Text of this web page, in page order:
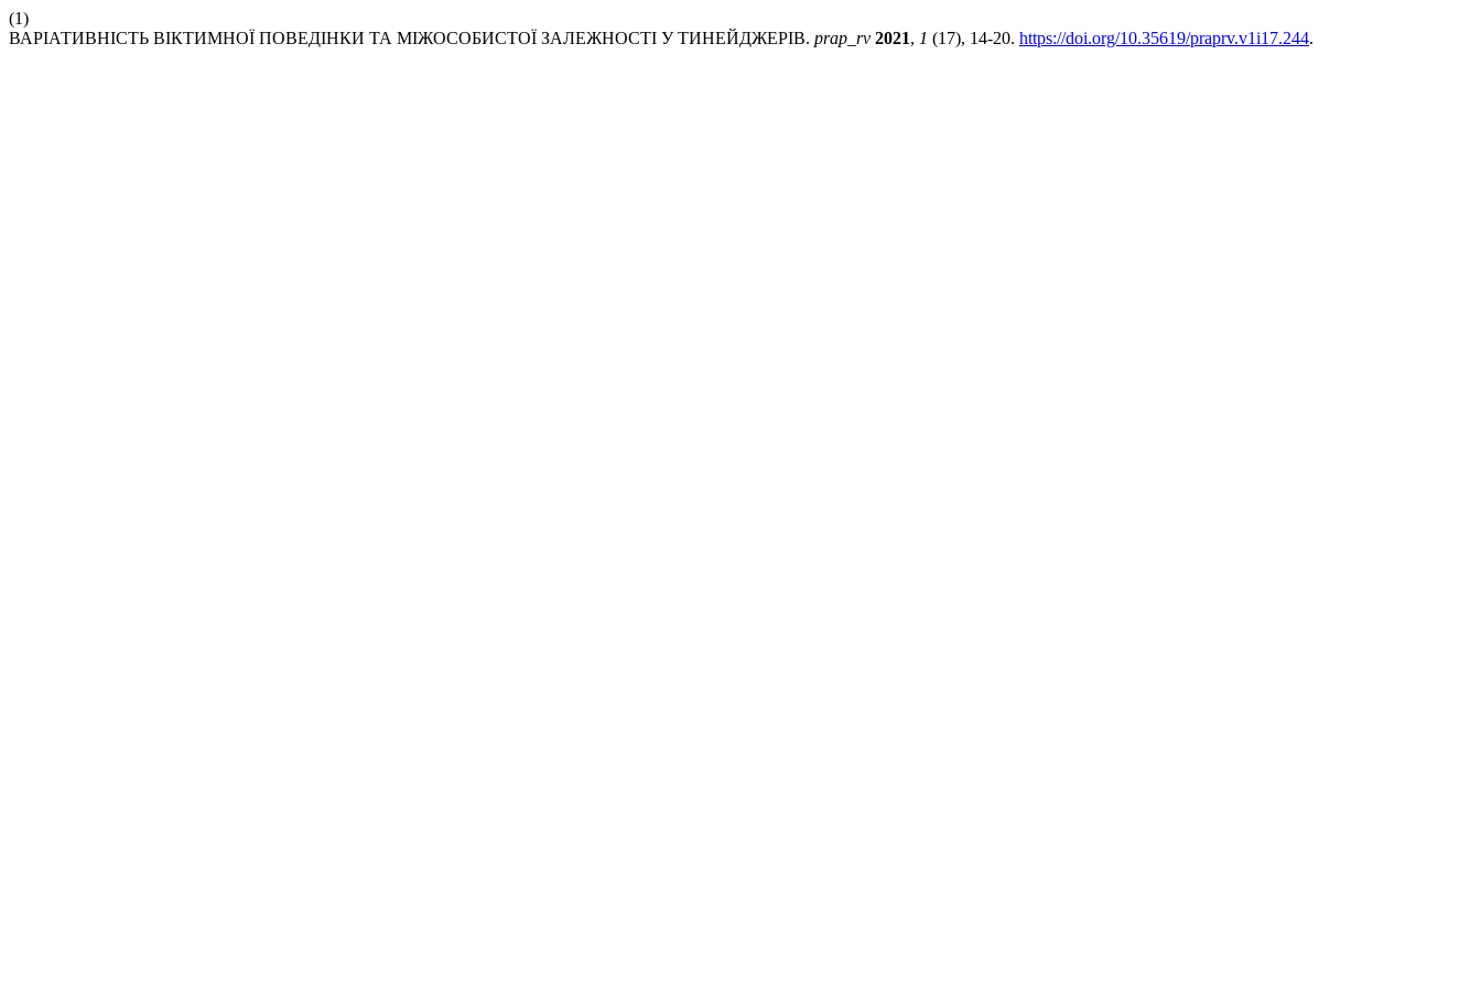
(1)
ВАРІАТИВНІСТЬ ВІКТИМНОЇ ПОВЕДІНКИ ТА МІЖОСОБИСТОЇ ЗАЛЕЖНОСТІ У ТИНЕЙДЖЕРІВ. prap_rv 2021, 1 (17), 14-20. https://doi.org/10.35619/praprv.v1i17.244.